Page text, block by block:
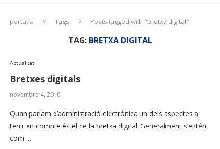
portada Tags Posts tagged with "bretxa digital"
TAG: BRETXA DIGITAL
Actualitat
Bretxes digitals
novembre 4, 2010
Quan parlam d’administració electrònica un dels aspectes a
tenir en compte és el de la bretxa digital. Generalment s’entén
com …